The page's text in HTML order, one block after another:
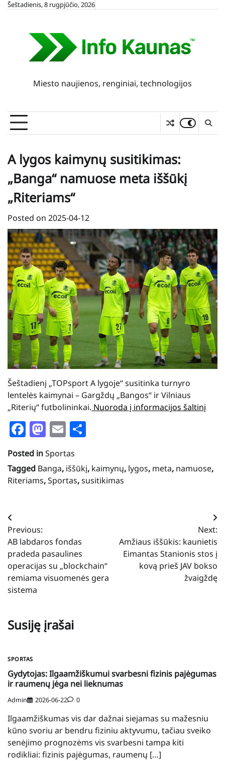
SkipŠeštadienis, 8 rugpjūčio, 2026
Miesto naujienos, renginiai, technologijos
A lygos kaimynų susitikimas:
„Banga“ namuose meta iššūkį
„Riteriams“
Posted on 2025-04-12
Šeštadienį „TOPsport A lygoje“ susitinka turnyro
lentelės kaimynai – Gargždų „Bangos“ ir Vilniaus
„Riterių“ futbolininkai. Nuoroda į informacijos šaltinį
Facebook
Mastodon
Email
Posted inSportas
Tagged Banga, iššūkį, kaimynų, lygos, meta, namuose,
Riteriams,Sportas,susitikimas
Navigacija
tarp
įrašų
Previous:
AB labdaros fondas
pradeda pasaulines
operacijas su „blockchain“
remiama visuomenės gera
sistema
Next:
Amžiaus iššūkis: kaunietis
Eimantas Stanionis stos į
kovą prieš JAV bokso
žvaigždę
Susiję įrašai
SPORTAS
Gydytojas: Ilgaamžiškumui svarbesni fizinis pajėgumas
ir raumenų jėga nei lieknumas
Admin 2026-06-22 0
Ilgaamžiškumas vis dar dažnai siejamas su mažesniu
kūno svoriu ar bendru fiziniu aktyvumu, tačiau sveiko
senėjimo prognozėms vis svarbesni tampa kiti
rodikliai: fizinis pajėgumas, raumenų […]